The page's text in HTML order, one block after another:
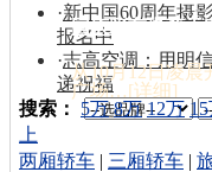
国庆彩车撤离天
从10月12日凌
广场…[详细 ]
·新中国60周年摄
报名中
·志高空调：用明
递祝福
索：
搜索： 5万 8万 12万
上
两厢轿车 | 三厢轿车 |